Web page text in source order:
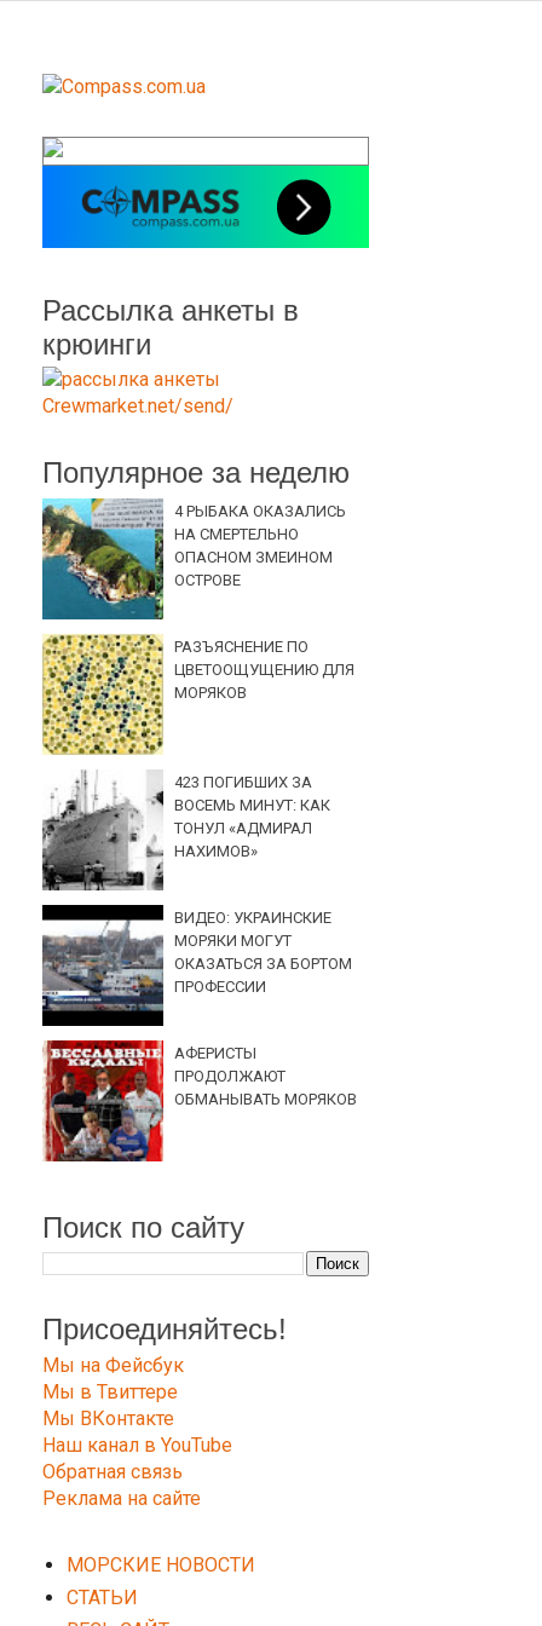
Рассылка анкеты в
крюинги
Популярное за неделю
4 РЫБАКА ОКАЗАЛИСЬ
НА СМЕРТЕЛЬНО
ОПАСНОМ ЗМЕИНОМ
ОСТРОВЕ
РАЗЪЯСНЕНИЕ ПО
ЦВЕТООЩУЩЕНИЮ ДЛЯ
МОРЯКОВ
423 ПОГИБШИХ ЗА
ВОСЕМЬ МИНУТ: КАК
ТОНУЛ «АДМИРАЛ
НАХИМОВ»
ВИДЕО: УКРАИНСКИЕ
МОРЯКИ МОГУТ
ОКАЗАТЬСЯ ЗА БОРТОМ
ПРОФЕССИИ
АФЕРИСТЫ
ПРОДОЛЖАЮТ
ОБМАНЫВАТЬ МОРЯКОВ
Поиск по сайту
Присоединяйтесь!
Мы на Фейсбук
Мы в Твиттере
Мы ВКонтакте
Наш канал в YouTube
Обратная связь
Реклама на сайте
МОРСКИЕ НОВОСТИ
СТАТЬИ